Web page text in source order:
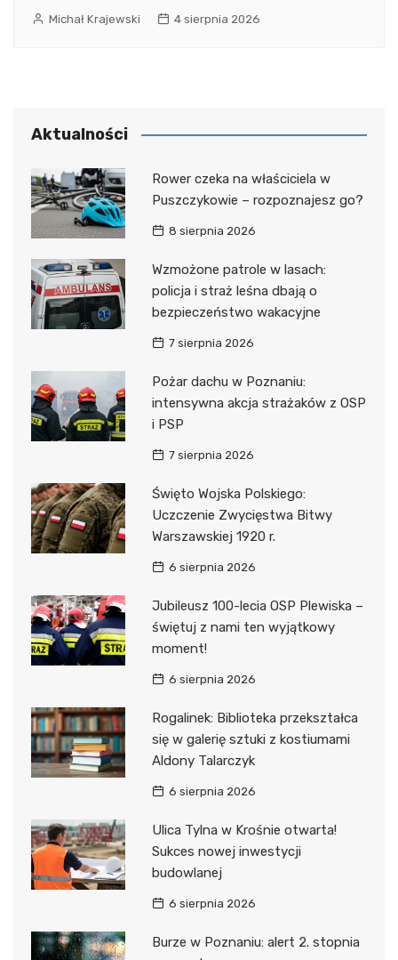
Michał Krajewski 4 sierpnia 2026
Aktualności
Rower czeka na właściciela w
Puszczykowie – rozpoznajesz go?
8 sierpnia 2026
Wzmożone patrole w lasach:
policja i straż leśna dbają o
bezpieczeństwo wakacyjne
7 sierpnia 2026
Pożar dachu w Poznaniu:
intensywna akcja strażaków z OSP
i PSP
7 sierpnia 2026
Święto Wojska Polskiego:
Uczczenie Zwycięstwa Bitwy
Warszawskiej 1920 r.
6 sierpnia 2026
Jubileusz 100-lecia OSP Plewiska –
świętuj z nami ten wyjątkowy
moment!
6 sierpnia 2026
Rogalinek: Biblioteka przekształca
się w galerię sztuki z kostiumami
Aldony Talarczyk
6 sierpnia 2026
Ulica Tylna w Krośnie otwarta!
Sukces nowej inwestycji
budowlanej
6 sierpnia 2026
Burze w Poznaniu: alert 2. stopnia